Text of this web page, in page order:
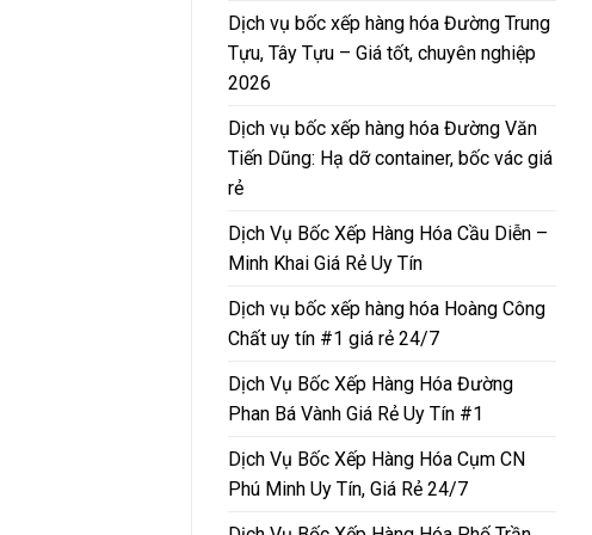
Dịch vụ bốc xếp hàng hóa Đường Trung
Tựu, Tây Tựu – Giá tốt, chuyên nghiệp
2026
Dịch vụ bốc xếp hàng hóa Đường Văn
Tiến Dũng: Hạ dỡ container, bốc vác giá
rẻ
Dịch Vụ Bốc Xếp Hàng Hóa Cầu Diễn –
Minh Khai Giá Rẻ Uy Tín
Dịch vụ bốc xếp hàng hóa Hoàng Công
Chất uy tín #1 giá rẻ 24/7
Dịch Vụ Bốc Xếp Hàng Hóa Đường
Phan Bá Vành Giá Rẻ Uy Tín #1
Dịch Vụ Bốc Xếp Hàng Hóa Cụm CN
Phú Minh Uy Tín, Giá Rẻ 24/7